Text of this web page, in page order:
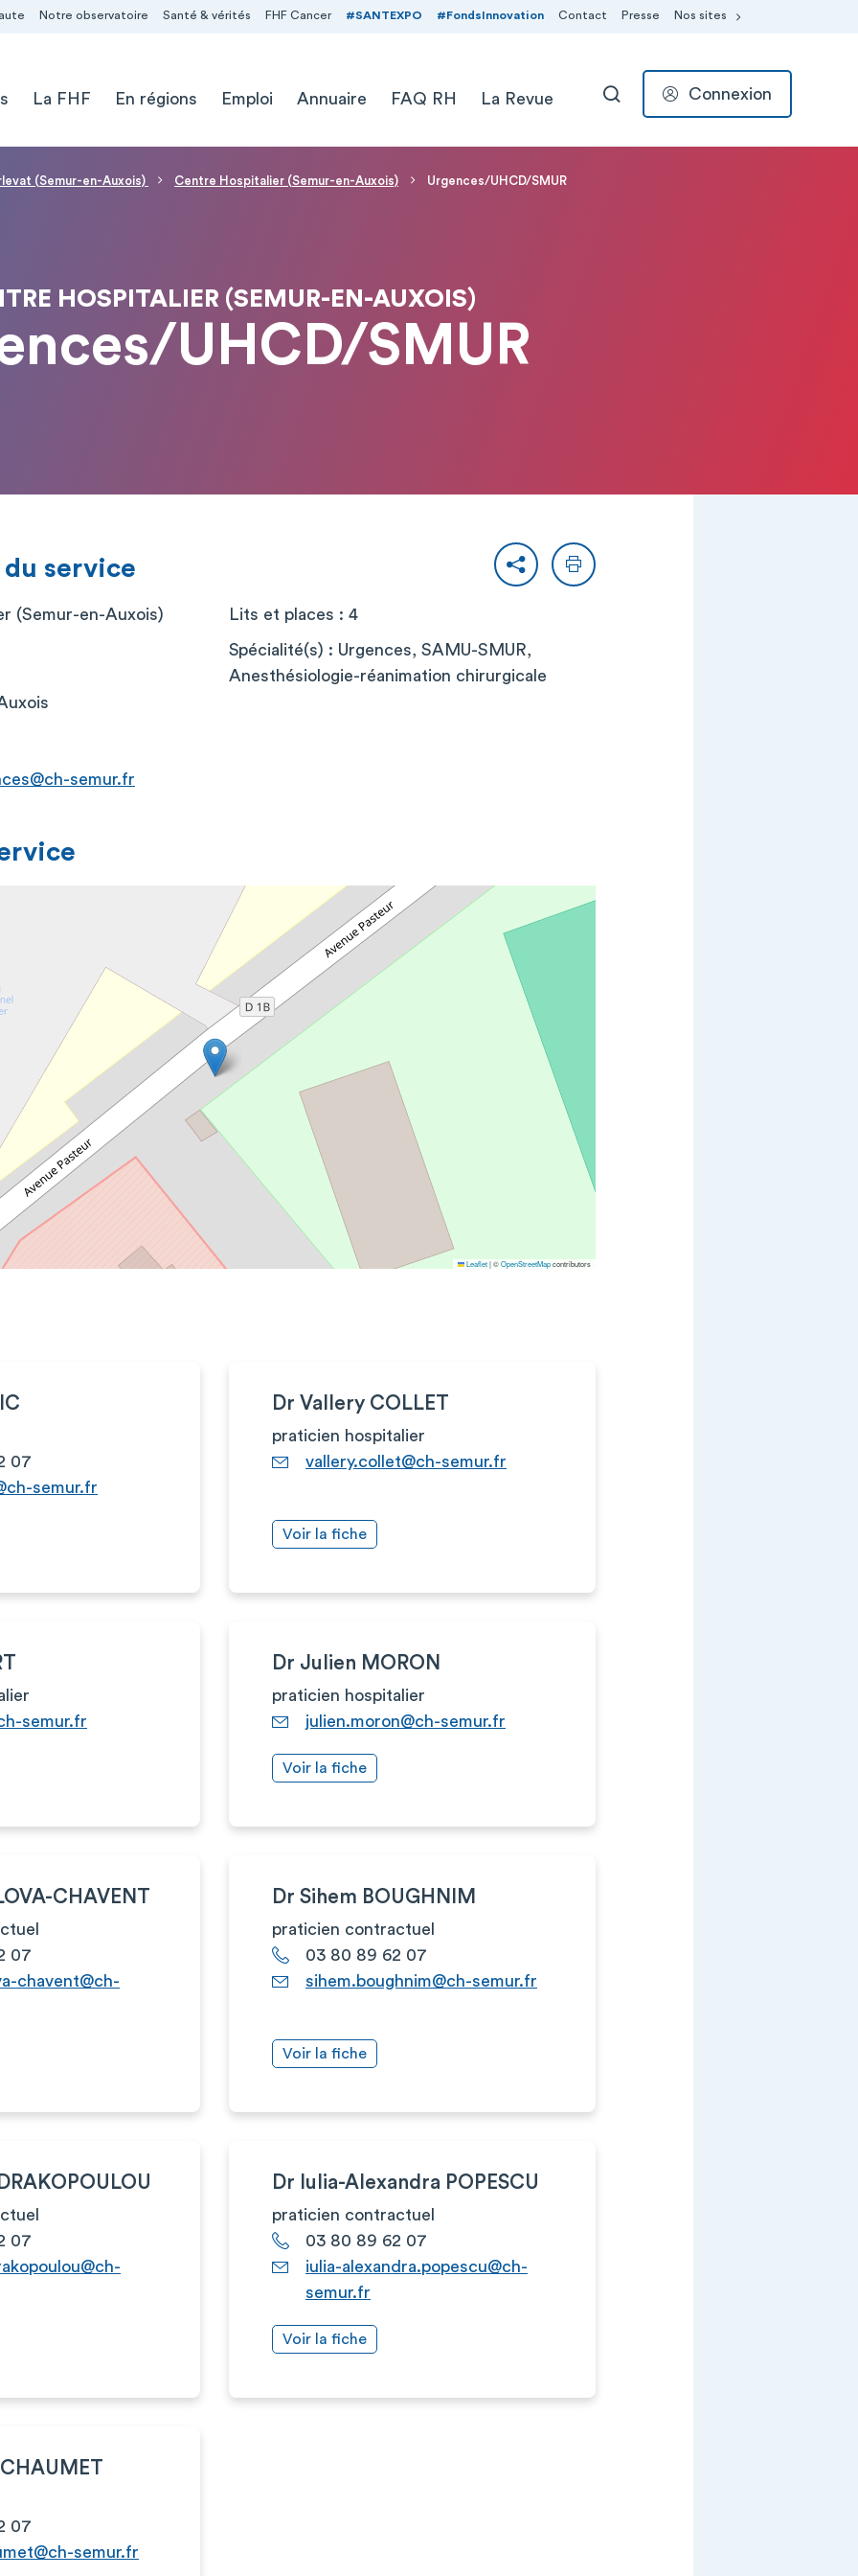
Notre observatoire Santé & vérités FHF Cancer #SANTEXPO #FondsInnovation Contact Presse Nos sites
La FHF En régions Emploi Annuaire FAQ RH La Revue RECHERCHER
Connexion
(Semur-en-Auxois) Centre Hospitalier (Semur-en-Auxois) Urgences/UHCD/SMUR
HOSPITALIER (SEMUR-EN-AUXOIS)
UHCD/SMUR
PartagerImprimer
service
(Semur-en-Auxois)
semur.fr
Lits et places : 4
Spécialité(s) : Urgences, SAMU-SMUR,
Anesthésiologie-réanimation chirurgicale
Leaflet|©OpenStreetMapcontributors
07
semur.fr
Dr Vallery COLLET
praticien hospitalier
vallery.collet@ch-semur.fr
Voir la fiche
semur.fr
Dr Julien MORON
praticien hospitalier
julien.moron@ch-semur.fr
Voir la fiche
CHAVENT
07
chavent@ch-
Dr Sihem BOUGHNIM
praticien contractuel
03 80 89 62 07
sihem.boughnim@ch-semur.fr
Voir la fiche
07
Dr Iulia-Alexandra POPESCU
praticien contractuel
03 80 89 62 07
iulia-alexandra.popescu@ch-
semur.fr
Voir la fiche
07
semur.fr